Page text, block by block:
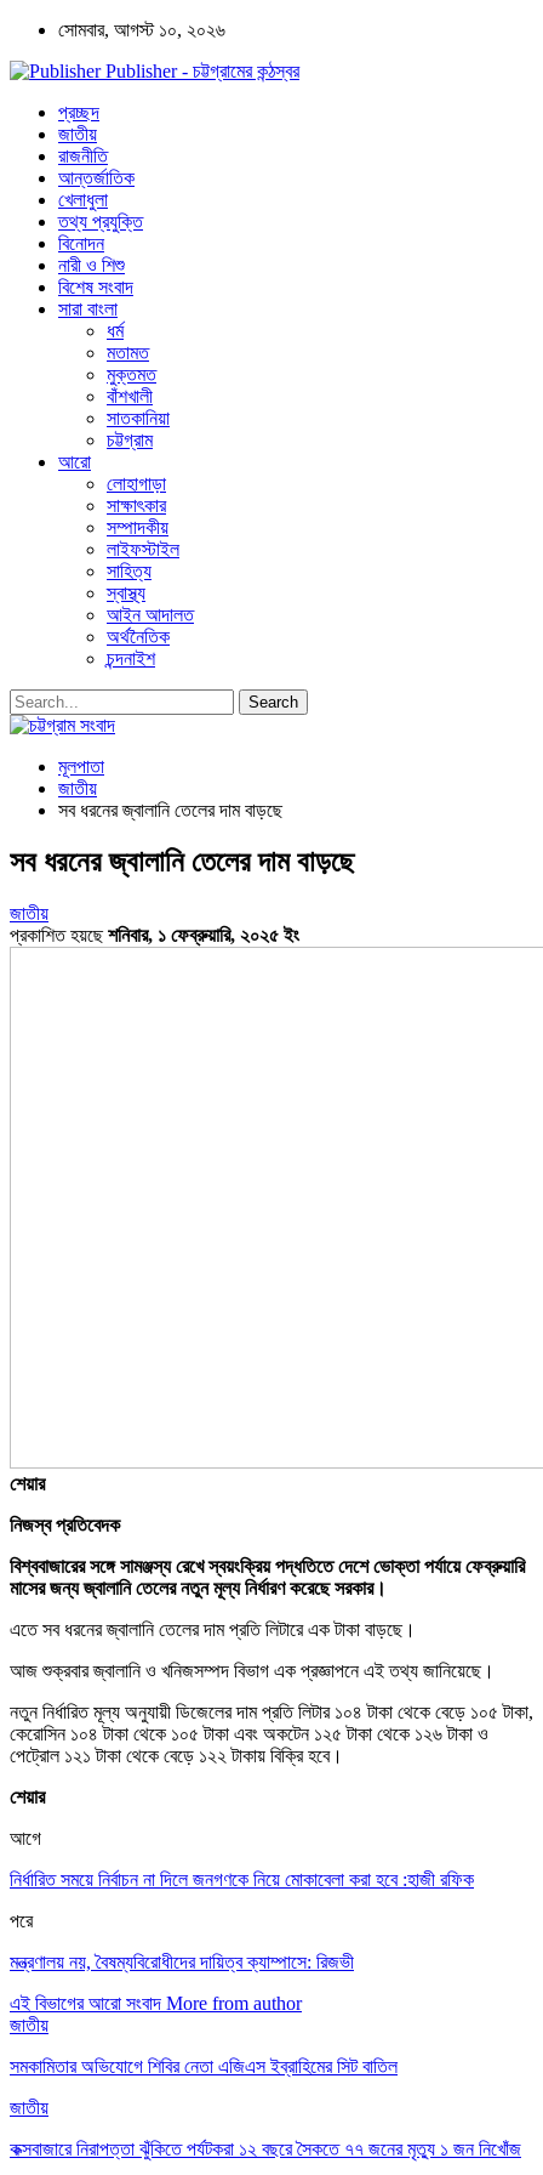
সোমবার, আগস্ট ১০, ২০২৬
Publisher - চট্টগ্রামের কন্ঠস্বর
প্রচ্ছদ
জাতীয়
রাজনীতি
আন্তর্জাতিক
খেলাধুলা
তথ্য প্রযুক্তি
বিনোদন
নারী ও শিশু
বিশেষ সংবাদ
সারা বাংলা
ধর্ম
মতামত
মুক্তমত
বাঁশখালী
সাতকানিয়া
চট্টগ্রাম
আরো
লোহাগাড়া
সাক্ষাৎকার
সম্পাদকীয়
লাইফস্টাইল
সাহিত্য
স্বাস্থ্য
আইন আদালত
অর্থনৈতিক
চন্দনাইশ
মূলপাতা
জাতীয়
সব ধরনের জ্বালানি তেলের দাম বাড়ছে
সব ধরনের জ্বালানি তেলের দাম বাড়ছে
জাতীয়
প্রকাশিত হয়ছেশনিবার, ১ ফেব্রুয়ারি, ২০২৫ ইং
শেয়ার
নিজস্ব প্রতিবেদক
বিশ্ববাজারের সঙ্গে সামঞ্জস্য রেখে স্বয়ংক্রিয় পদ্ধতিতে দেশে ভোক্তা পর্যায়ে ফেব্রুয়ারি
মাসের জন্য জ্বালানি তেলের নতুন মূল্য নির্ধারণ করেছে সরকার।
এতে সব ধরনের জ্বালানি তেলের দাম প্রতি লিটারে এক টাকা বাড়ছে।
আজ শুক্রবার জ্বালানি ও খনিজসম্পদ বিভাগ এক প্রজ্ঞাপনে এই তথ্য জানিয়েছে।
নতুন নির্ধারিত মূল্য অনুযায়ী ডিজেলের দাম প্রতি লিটার ১০৪ টাকা থেকে বেড়ে ১০৫ টাকা,
কেরোসিন ১০৪ টাকা থেকে ১০৫ টাকা এবং অকটেন ১২৫ টাকা থেকে ১২৬ টাকা ও
পেট্রোল ১২১ টাকা থেকে বেড়ে ১২২ টাকায় বিক্রি হবে।
শেয়ার
আগে
নির্ধারিত সময়ে নির্বাচন না দিলে জনগণকে নিয়ে মোকাবেলা করা হবে :হাজী রফিক
পরে
মন্ত্রণালয় নয়, বৈষম্যবিরোধীদের দায়িত্ব ক্যাম্পাসে: রিজভী
এই বিভাগের আরো সংবাদ More from author
জাতীয়
সমকামিতার অভিযোগে শিবির নেতা এজিএস ইব্রাহিমের সিট বাতিল
জাতীয়
কক্সবাজারে নিরাপত্তা ঝুঁকিতে পর্যটকরা ১২ বছরে সৈকতে ৭৭ জনের মৃত্যু ১ জন নিখোঁজ